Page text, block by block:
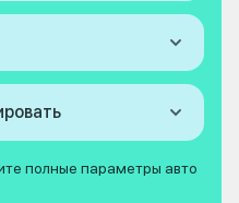
полные параметры авто